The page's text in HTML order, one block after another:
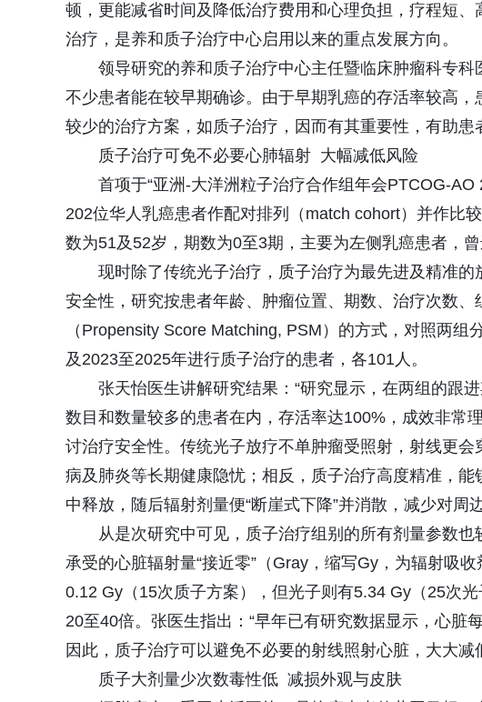
顿，更能减省时间及降低治疗费用和心理负担，疗程短
治疗，是养和质子治疗中心启用以来的重点发展方向。
领导研究的养和质子治疗中心主任暨临床肿瘤科专科
不少患者能在较早期确诊。由于早期乳癌的存活率较高
较少的治疗方案，如质子治疗，因而有其重要性，有助
质子治疗可免不必要心肺辐射 大幅减低风险
首项于“亚洲-大洋洲粒子治疗合作组年会PTCOG-
202位华人乳癌患者作配对排列（match cohort）并作比
数为51及52岁，期数为0至3期，主要为左侧乳癌患者，
现时除了传统光子治疗，质子治疗为最先进及精准
安全性，研究按患者年龄、肿瘤位置、期数、治疗次数
（Propensity Score Matching, PSM）的方式，对照两组
及2023至2025年进行质子治疗的患者，各101人。
张天怡医生讲解研究结果：“研究显示，在两组的跟
数目和数量较多的患者在内，存活率达100%，成效非常
讨治疗安全性。传统光子放疗不单肿瘤受照射，射线更
病及肺炎等长期健康隐忧；相反，质子治疗高度精准，
中释放，随后辐射剂量便“断崖式下降”并消散，减少对周
从是次研究中可见，质子治疗组别的所有剂量参数
承受的心脏辐射量“接近零”（Gray，缩写Gy，为辐射吸
0.12 Gy（15次质子方案），但光子则有5.34 Gy（25次
20至40倍。张医生指出：“早年已有研究数据显示，心脏
因此，质子治疗可以避免不必要的射线照射心脏，大大减
质子大剂量少次数毒性低 减损外观与皮肤